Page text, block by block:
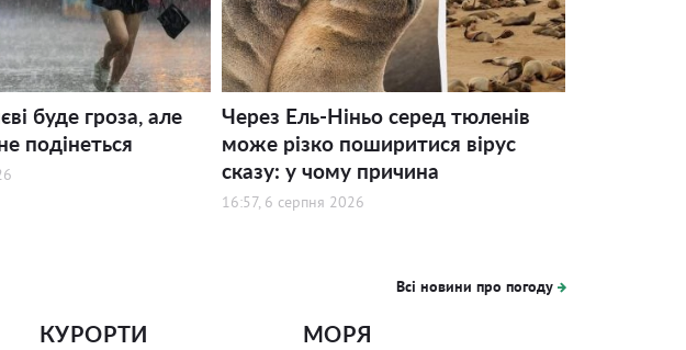
буде гроза, але
подінеться
Через Ель-Ніньо серед тюленів
може різко поширитися вірус
сказу: у чому причина
16:57, 6 серпня 2026
Всі новини про погоду
КУРОРТИ МОРЯ